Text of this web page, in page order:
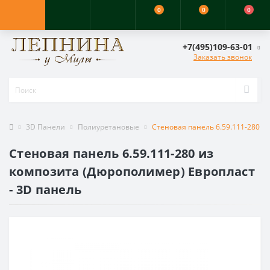
0 0 0
+7(495)109-63-01
Заказать звонок
3D Панели Полиуретановые Стеновая панель 6.59.111-280
Стеновая панель 6.59.111-280 из
композита (Дюрополимер) Европласт
- 3D панель